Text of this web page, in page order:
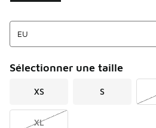
Sélectionner une taille
XS S
XL